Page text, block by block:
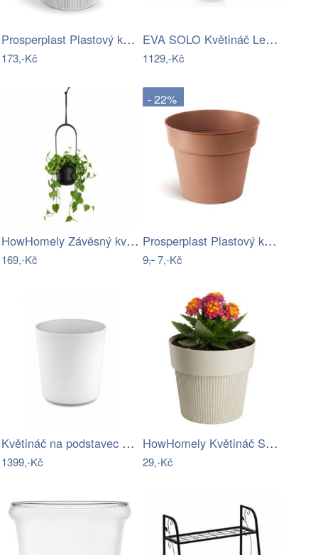
Prosperplast Plastový květináč OROS…
173,-Kč
EVA SOLO Květináč Legio Nova velký, bílý
1129,-Kč
HowHomely Závěsný květináč AERA HANG 17…
169,-Kč
- 22%
Prosperplast Plastový květináč PLANTIS…
9,-7,-Kč
Květináč na podstavec světle šedý ZACK
1399,-Kč
HowHomely Květináč SILVA LINE 11,5x13,2…
29,-Kč